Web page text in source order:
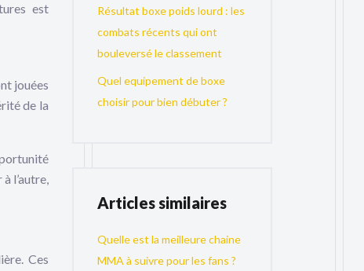
est
jouées
de la
l’autre,
Ces
Résultat boxe poids lourd : les
combats récents qui ont
bouleversé le classement
Quel equipement de boxe
choisir pour bien débuter ?
Articles similaires
Quelle est la meilleure chaine
MMA à suivre pour les fans ?